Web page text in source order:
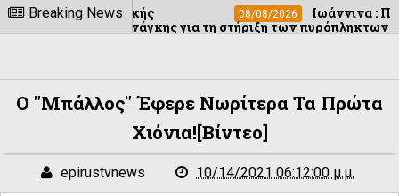
Breaking News
μουσικής 08/08/2026
Ιωάννινα : Παραδοσιακό
ανάγκης για τη στήριξη των πυρόπληκτων
Ο "Μπάλλος" Έφερε Νωρίτερα Τα Πρώτα
Χιόνια![βίντεο]
epirustvnews 10/14/2021 06:12:00 μ.μ.